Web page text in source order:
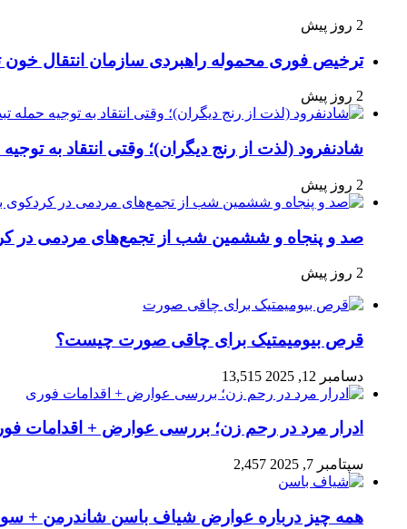
2 روز پیش
ترخیص فوری محموله راهبردی سازمان انتقال
2 روز پیش
شادنفرود (لذت از رنج دیگران)؛ وقتی انتقاد به
2 روز پیش
صد و پنجاه‌ و ششمین شب از تجمع‌های مردمی در
2 روز پیش
قرص بیومیمتیک برای چاقی صورت چیست؟
دسامبر 12, 2025 13,515
ادرار مرد در رحم زن؛ بررسی عوارض + اقدامات
سپتامبر 7, 2025 2,457
همه چیز درباره عوارض شیاف باسن شاندرمن +